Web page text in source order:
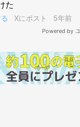
テイストを得意とする
ッション誌の挿絵、メ
、ウェブ広告のイラス